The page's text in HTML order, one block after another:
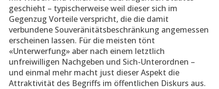
geschieht – typischerweise weil dieser sich im
Gegenzug Vorteile verspricht, die die damit
verbundene Souveränitätsbeschränkung angemessen
erscheinen lassen. Für die meisten tönt
«Unterwerfung» aber nach einem letztlich
unfreiwilligen Nachgeben und Sich-Unterordnen –
und einmal mehr macht just dieser Aspekt die
Attraktivität des Begriffs im öffentlichen Diskurs aus.